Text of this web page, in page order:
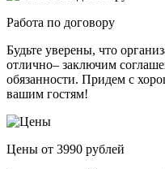
Работа по договору
Будьте уверены, что
отлично– заключим
обязанности. Придем с
вашим гостям!
Цены от 3990 рублей